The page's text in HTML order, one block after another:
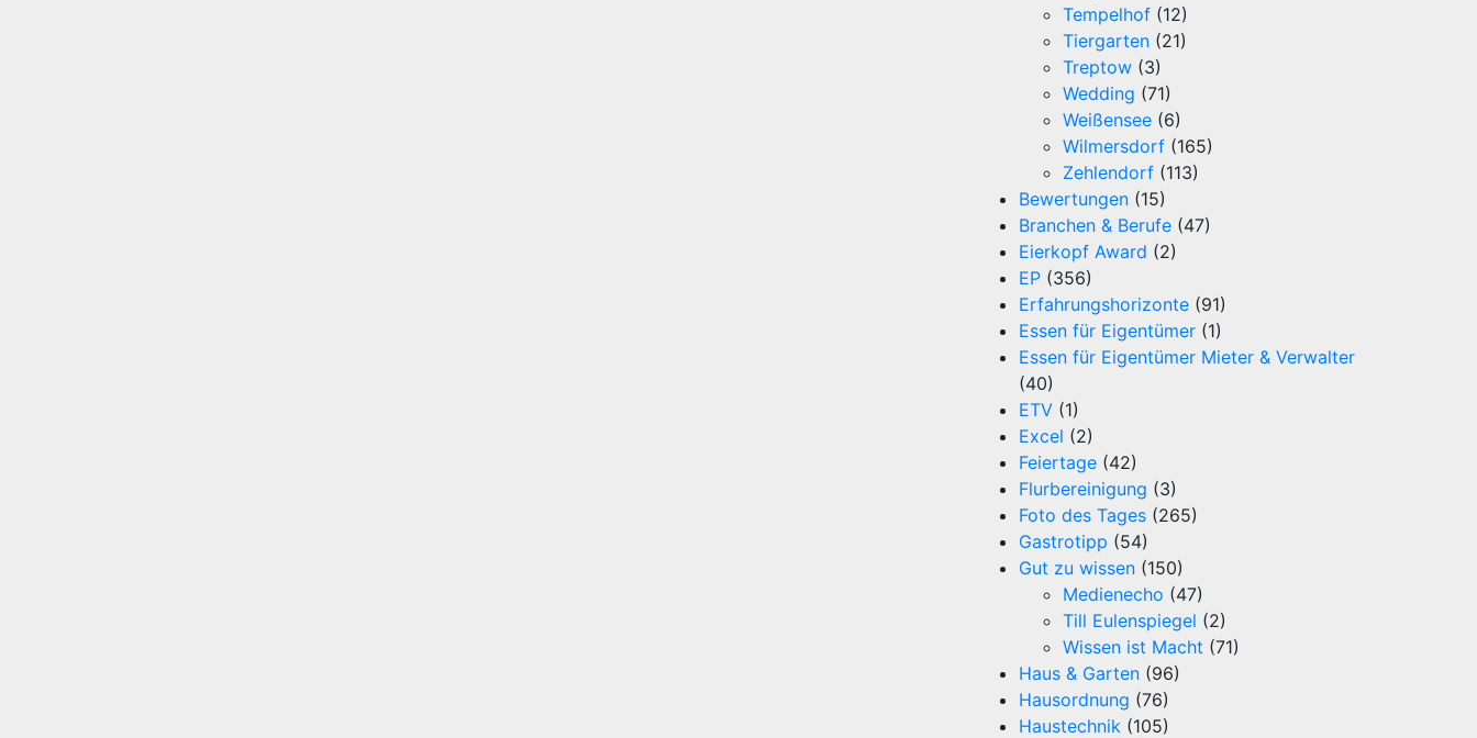
Tempelhof (12)
Tiergarten (21)
Treptow (3)
Wedding (71)
Weißensee (6)
Wilmersdorf (165)
Zehlendorf (113)
Bewertungen (15)
Branchen & Berufe (47)
Eierkopf Award (2)
EP (356)
Erfahrungshorizonte (91)
Essen für Eigentümer (1)
Essen für Eigentümer Mieter & Verwalter
(40)
ETV (1)
Excel (2)
Feiertage (42)
Flurbereinigung (3)
Foto des Tages (265)
Gastrotipp (54)
Gut zu wissen (150)
Medienecho (47)
Till Eulenspiegel (2)
Wissen ist Macht (71)
Haus & Garten (96)
Hausordnung (76)
Haustechnik (105)